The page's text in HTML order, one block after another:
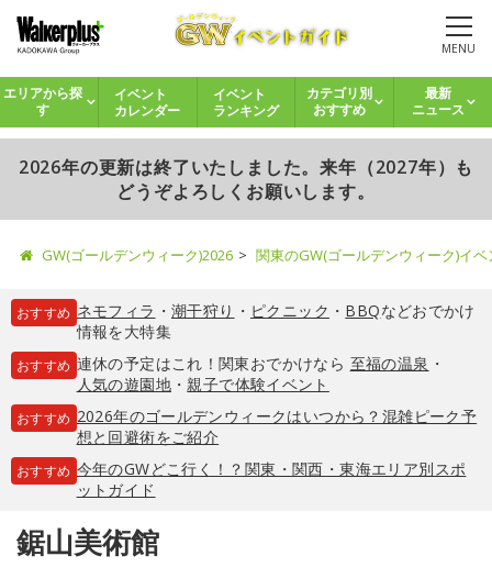
MENU
エリアから探
す
イベント
カレンダー
イベント
ランキング
カテゴリ別
おすすめ
最新
ニュース
2026年の更新は終了いたしました。来年（2027年）も
どうぞよろしくお願いします。
GW(ゴールデンウィーク)2026 関東のGW(ゴールデンウィーク)イ
おすすめ ネモフィラ ・ 潮干狩り ・ ピクニック ・ BBQなどおでかけ
情報を大特集
おすすめ 連休の予定はこれ！関東おでかけなら 至福の温泉 ・
人気の遊園地・親子で体験イベント
おすすめ 2026年のゴールデンウィークはいつから？混雑ピーク予
想と回避術をご紹介
おすすめ 今年のGWどこ行く！？関東・関西・東海エリア別スポ
ットガイド
鋸山美術館